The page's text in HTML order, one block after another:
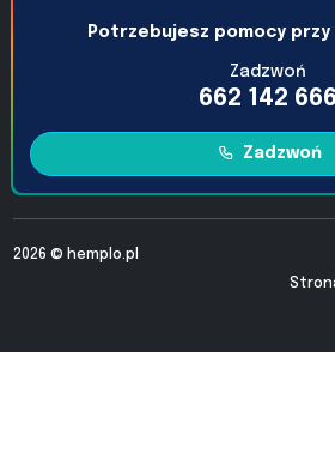
Potrzebujesz pomocy
Zadzwoń
662 142 666
Zadzwoń
2026 © hemplo.pl